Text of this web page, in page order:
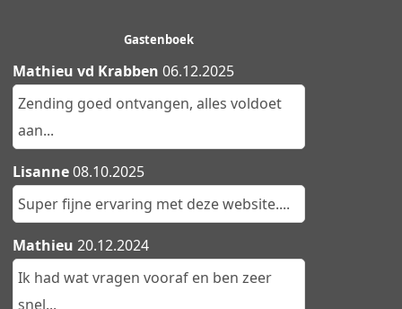
Gastenboek
Mathieu vd Krabben 06.12.2025
Zending goed ontvangen, alles voldoet
aan...
Lisanne08.10.2025
Super fijne ervaring met deze website....
Mathieu 20.12.2024
Ik had wat vragen vooraf en ben zeer
snel...